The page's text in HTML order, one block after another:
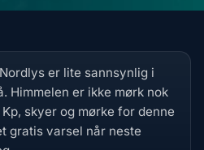
Nordlys er lite sannsynlig i
Himmelen er ikke mørk nok
skyer og mørke for denne
gratis varsel når neste